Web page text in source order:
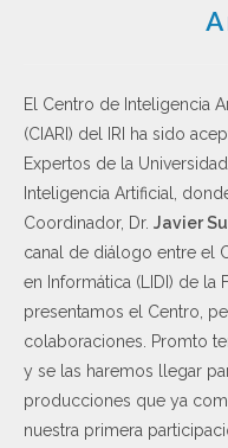
El Centro de Inteligencia
(CIARI) del IRI ha sido
Expertos de la
Inteligencia Artificial,
Coordinador, Dr. Javier
canal de diálogo entre el
en Informática (LIDI) de la
presentamos el Centro,
colaboraciones. Promto
y se las haremos llegar
producciones que ya
nuestra primera